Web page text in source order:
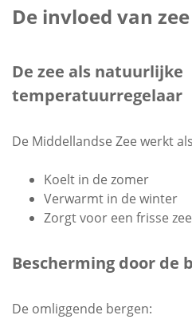
De invloed van
De zee als natuurlijke
temperatuurregelaar
De Middellandse Zee werkt
Koelt in de zomer
Verwarmt in de winter
Zorgt voor een frisse
Bescherming door de
De omliggende bergen: